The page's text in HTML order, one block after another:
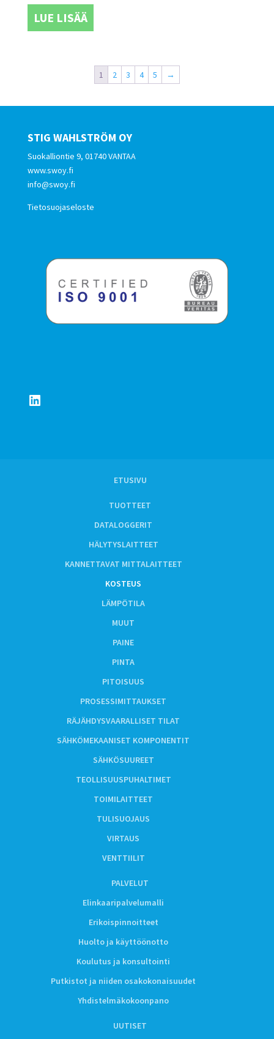
LUE LISÄÄ
1 2 3 4 5 →
STIG WAHLSTRÖM OY
Suokalliontie 9, 01740 VANTAA
www.swoy.fi
info@swoy.fi
Tietosuojaseloste
LinkedIn
ETUSIVU
TUOTTEET
DATALOGGERIT
HÄLYTYSLAITTEET
KANNETTAVAT MITTALAITTEET
KOSTEUS
LÄMPÖTILA
MUUT
PAINE
PINTA
PITOISUUS
PROSESSIMITTAUKSET
RÄJÄHDYSVAARALLISET TILAT
SÄHKÖMEKAANISET KOMPONENTIT
SÄHKÖSUUREET
TEOLLISUUSPUHALTIMET
TOIMILAITTEET
TULISUOJAUS
VIRTAUS
VENTTIILIT
PALVELUT
Elinkaaripalvelumalli
Erikoispinnoitteet
Huolto ja käyttöönotto
Koulutus ja konsultointi
Putkistot ja niiden osakokonaisuudet
Yhdistelmäkokoonpano
UUTISET